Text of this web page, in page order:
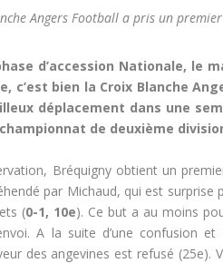
Angers Football a pris un
d’accession Nationale, le
c’est bien la Croix Blanche
déplacement dans une
de deuxième
Bréquigny obtient un
par Michaud, qui est surprise
(0-1, 10e). Ce but a au moins
A la suite d’une confusion
des angevines est refusé